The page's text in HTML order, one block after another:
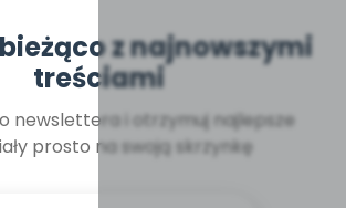
z najnowszymi
treściami
newslettera i otrzymuj najlepsze
prosto na swoją skrzynkę